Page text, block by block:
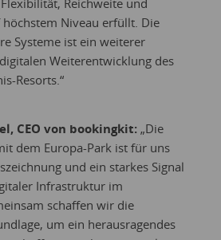
Reichweite und
Niveau erfüllt. Die
Systeme ist ein weiterer
Weiterentwicklung des
Resorts.“
CEO von bookingkit:„Die
dem Europa-Park ist für uns
und ein starkes Signal
Infrastruktur im
schaffen wir die
um ein herausragendes